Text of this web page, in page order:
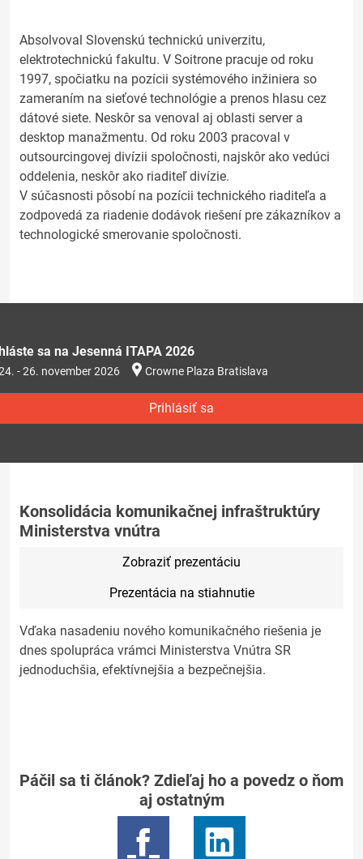
Absolvoval Slovenskú technickú univerzitu,
elektrotechnickú fakultu. V Soitrone pracuje od roku
1997, spočiatku na pozícii systémového inžiniera so
zameraním na sieťové technológie a prenos hlasu cez
dátové siete. Neskôr sa venoval aj oblasti server a
desktop manažmentu. Od roku 2003 pracoval v
outsourcingovej divízii spoločnosti, najskôr ako vedúci
oddelenia, neskôr ako riaditeľ divízie.
V súčasnosti pôsobí na pozícii technického riaditeľa a
zodpovedá za riadenie dodávok riešení pre zákazníkov a
technologické smerovanie spoločnosti.
sa na Jesenná ITAPA 2026
- 26. november 2026 Crowne Plaza Bratislava
Prihlásiť sa
Konsolidácia komunikačnej infraštruktúry
Ministerstva vnútra
Zobraziť prezentáciu
Prezentácia na stiahnutie
Vďaka nasadeniu nového komunikačného riešenia je
dnes spolupráca vrámci Ministerstva Vnútra SR
jednoduchšia, efektívnejšia a bezpečnejšia.
Páčil sa ti článok? Zdieľaj ho a povedz o ňom
aj ostatným